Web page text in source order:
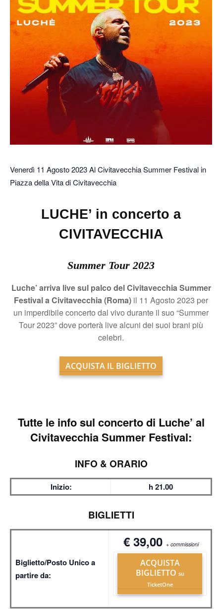
Venerdì 11 Agosto 2023 Al Civitavecchia Summer Festival in
Piazza della Vita di Civitavecchia
LUCHE’ in concerto a
CIVITAVECCHIA
Summer Tour 2023
Luche’ arriva live sul palco del Civitavecchia Summer
Festival a Civitavecchia (Roma) il 11 Agosto 2023 per
un imperdibile concerto dal vivo durante il suo “Summer
Tour 2023” dove porterà live alcuni dei suoi brani più
celebri.
ACQUISTA IL BIGLIETTO
Tutte le info sul concerto di Luche’ al
Civitavecchia Summer Festival:
INFO & ORARIO
Inizio: h 21.00
BIGLIETTI
Biglietto/Posto Unico a
partire da:
€ 39,00 + commissioni
ACQUISTA
BIGLIETTO su
TicketOne